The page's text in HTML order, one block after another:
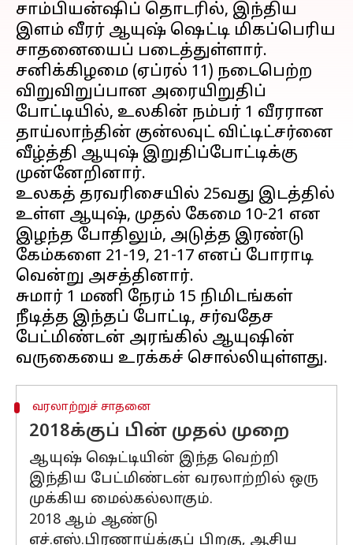
சாம்பியன்ஷிப் தொடரில், இந்திய
இளம் வீரர் ஆயுஷ் ஷெட்டி மிகப்பெரிய
சாதனையைப் படைத்துள்ளார்.
சனிக்கிழமை (ஏப்ரல் 11) நடைபெற்ற
விறுவிறுப்பான அரையிறுதிப்
போட்டியில், உலகின் நம்பர் 1 வீரரான
தாய்லாந்தின் குன்லவுட் விட்டிட்சர்னை
வீழ்த்தி ஆயுஷ் இறுதிப்போட்டிக்கு
முன்னேறினார்.
உலகத் தரவரிசையில் 25வது இடத்தில்
உள்ள ஆயுஷ், முதல் கேமை 10-21 என
இழந்த போதிலும், அடுத்த இரண்டு
கேம்களை 21-19, 21-17 எனப் போராடி
வென்று அசத்தினார்.
சுமார் 1 மணி நேரம் 15 நிமிடங்கள்
நீடித்த இந்தப் போட்டி, சர்வதேச
பேட்மிண்டன் அரங்கில் ஆயுஷின்
வரலாற்றுச் சாதனை
2018க்குப் பின் முதல் முறை
ஆயுஷ் ஷெட்டியின் இந்த வெற்றி
இந்திய பேட்மிண்டன் வரலாற்றில் ஒரு
முக்கிய மைல்கல்லாகும்.
2018 ஆம் ஆண்டு
எச்.எஸ்.பிரணாய்க்குப் பிறகு, ஆசிய